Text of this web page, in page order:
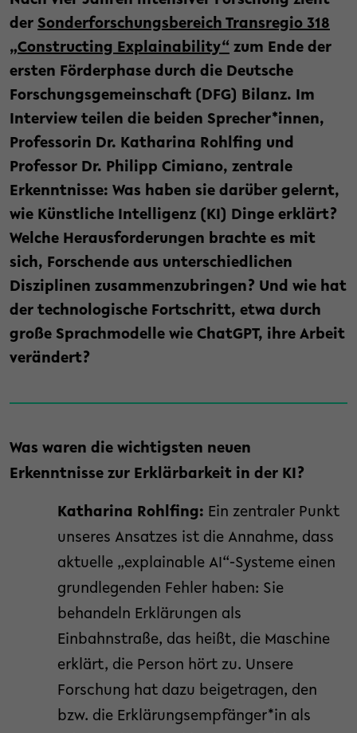
der Sonderforschungsbereich Transregio 318
„Constructing Explainability“ zum Ende der
ersten Förderphase durch die Deutsche
Forschungsgemeinschaft (DFG) Bilanz. Im
Interview teilen die beiden Sprecher*innen,
Professorin Dr. Katharina Rohlfing und
Professor Dr. Philipp Cimiano, zentrale
Erkenntnisse: Was haben sie darüber gelernt,
wie Künstliche Intelligenz (KI) Dinge erklärt?
Welche Herausforderungen brachte es mit
sich, Forschende aus unterschiedlichen
Disziplinen zusammenzubringen? Und wie hat
der technologische Fortschritt, etwa durch
große Sprachmodelle wie ChatGPT, ihre Arbeit
verändert?
Was waren die wichtigsten neuen
Erkenntnisse zur Erklärbarkeit in der KI?
Katharina Rohlfing: Ein zentraler Punkt
unseres Ansatzes ist die Annahme, dass
aktuelle „explainable AI“-Systeme einen
grundlegenden Fehler haben: Sie
behandeln Erklärungen als
Einbahnstraße, das heißt, die Maschine
erklärt, die Person hört zu. Unsere
Forschung hat dazu beigetragen, den
bzw. die Erklärungsempfänger*in als